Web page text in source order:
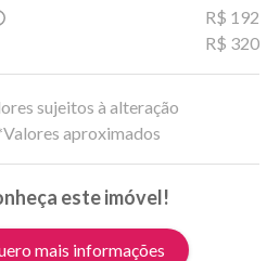
R$ 192
R$ 320
sujeitos à alteração
aproximados
este imóvel!
mais informações